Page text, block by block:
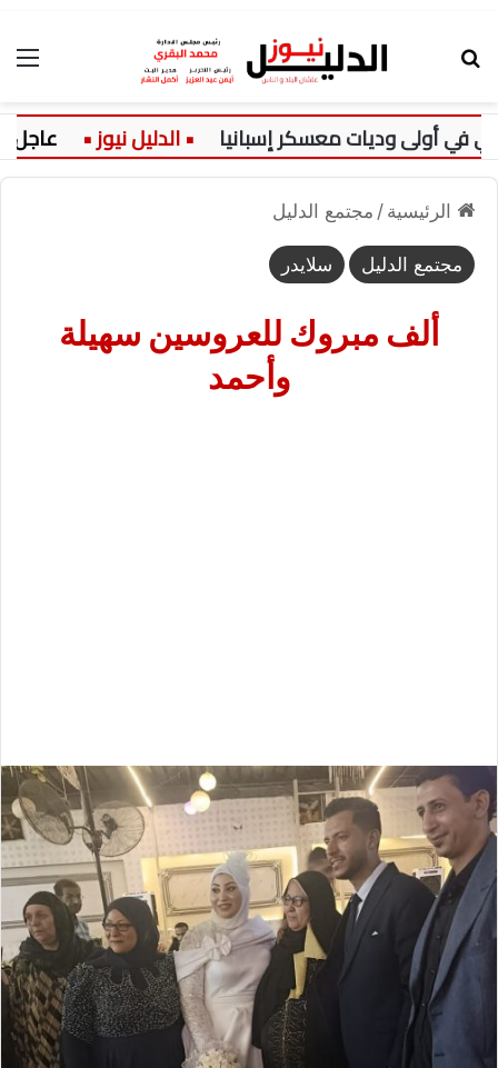
معسكر إسبانيا عاجل: كشف
الرئيسية / مجتمع الدليل
مجتمع الدليل سلايدر
ألف مبروك للعروسين سهيلة
وأحمد